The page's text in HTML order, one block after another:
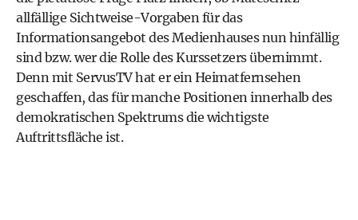
allfällige Sichtweise-Vorgaben für das
Informationsangebot des Medienhauses nun hinfällig
sind bzw. wer die Rolle des Kurssetzers übernimmt.
Denn mit ServusTV hat er ein Heimatfernsehen
geschaffen, das für manche Positionen innerhalb des
demokratischen Spektrums die wichtigste
Auftrittsfläche ist.